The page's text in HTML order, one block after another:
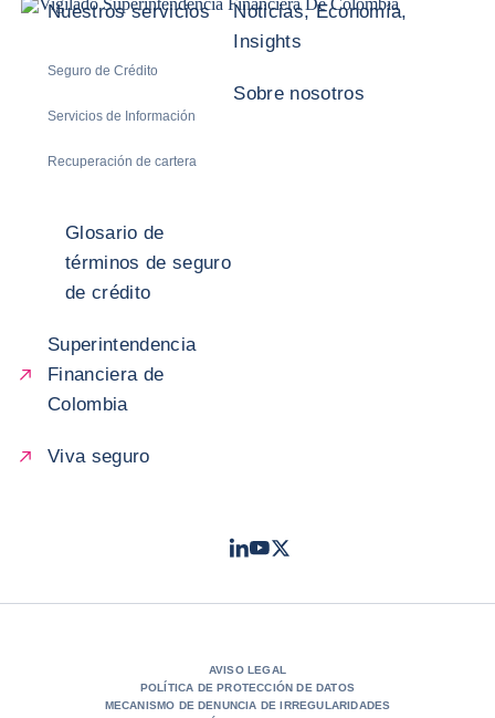
Nuestros servicios
Seguro de Crédito
Servicios de Información
Recuperación de cartera
Noticias, Economía,
Insights
Sobre nosotros
Glosario de
términos de seguro
de crédito
Superintendencia
Financiera de
Colombia
Viva seguro
LinkedIn
Youtube
Twitter
AVISO LEGAL
POLÍTICA DE PROTECCIÓN DE DATOS
MECANISMO DE DENUNCIA DE IRREGULARIDADES